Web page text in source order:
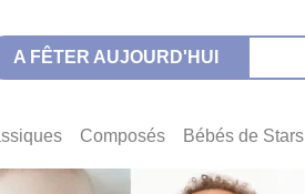
A FÊTER AUJOURD'HUI
Composés Bébés de Stars